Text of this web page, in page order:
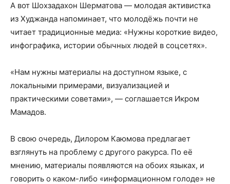
А вот Шохзадахон Шерматова — молодая активистка
из Худжанда напоминает, что молодёжь почти не
читает традиционные медиа: «Нужны короткие видео,
инфографика, истории обычных людей в соцсетях».
«Нам нужны материалы на доступном языке, с
локальными примерами, визуализацией и
практическими советами», — соглашается Икром
Мамадов.
В свою очередь, Дилором Каюмова предлагает
взглянуть на проблему с другого ракурса. По её
мнению, материалы появляются на обоих языках, и
говорить о каком-либо «информационном голоде» не